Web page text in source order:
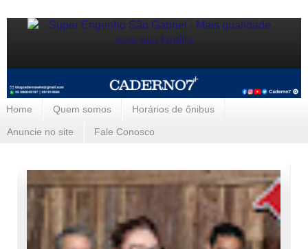
Home Quem somos Horários de ônibus
Anuncie no site Fale Conosco